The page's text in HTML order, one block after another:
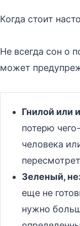
Когда стоит
Не всегда сон о
может
Гнилой или
потерю
человека
Зеленый,
еще не
нужно